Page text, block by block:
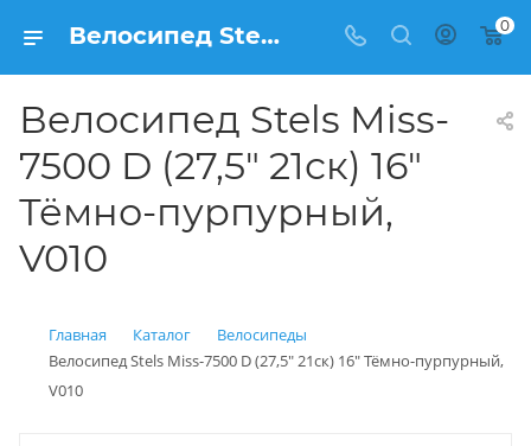
Велосипед Stels Miss-7500 D (27,5" 21ск) 16" Тёмно-пурпурный, V010 купить: цена 27 600 рублей в Балашихе | Интернет магазин Вело150 0
Велосипед Stels Miss-
7500 D (27,5" 21ск) 16"
Тёмно-пурпурный,
V010
Главная Каталог
Велосипеды
Велосипед Stels Miss-7500 D (27,5" 21ск) 16" Тёмно-пурпурный,
V010